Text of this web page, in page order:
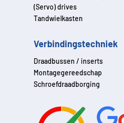
(Servo) drives
Tandwielkasten
Verbindingstechniek
Draadbussen / inserts
Montagegereedschap
Schroefdraadborging